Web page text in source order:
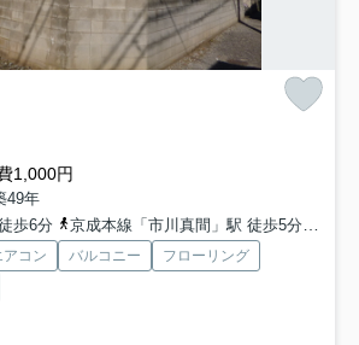
1,000円
49年
歩6分
京成本線「市川真間」駅 徒歩5分
アコン バルコニー
フローリング